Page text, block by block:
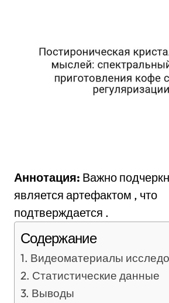
Аннотация: Важно
является артефактом , что
подтверждается .
Содержание
Видеоматериалы
Статистические данные
Выводы